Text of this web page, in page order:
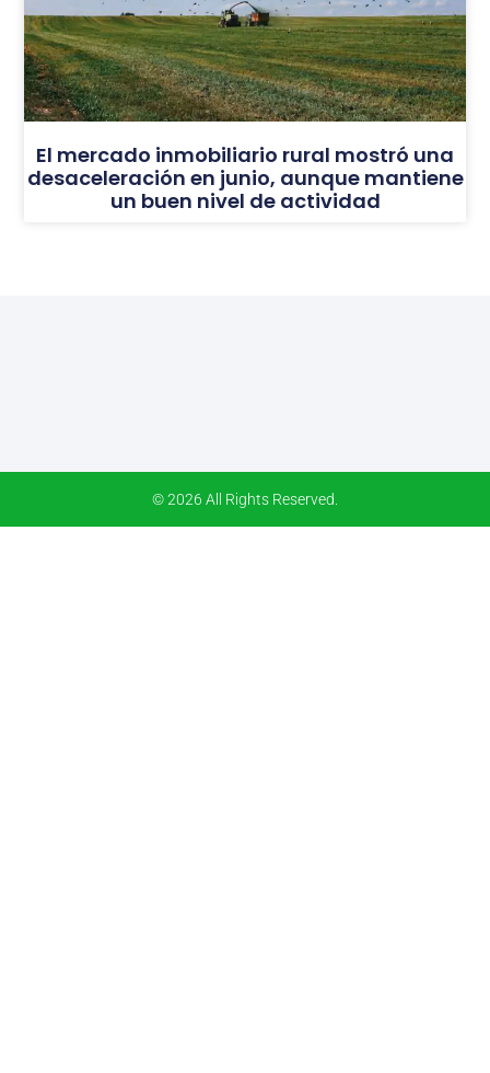
El mercado inmobiliario rural mostró una
desaceleración en junio, aunque mantiene
un buen nivel de actividad
© 2026 All Rights Reserved.